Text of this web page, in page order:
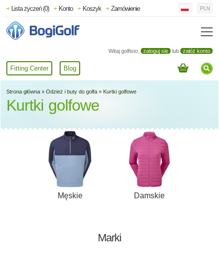
Witaj golfisto, zaloguj się lub załóż konto
Fitting Center Blog
Lista życzeń (0) Konto Koszyk Zamówienie PLN
Strona główna » Odzież i buty do golfa » Kurtki golfowe
Kurtki golfowe
Męskie Damskie
Marki